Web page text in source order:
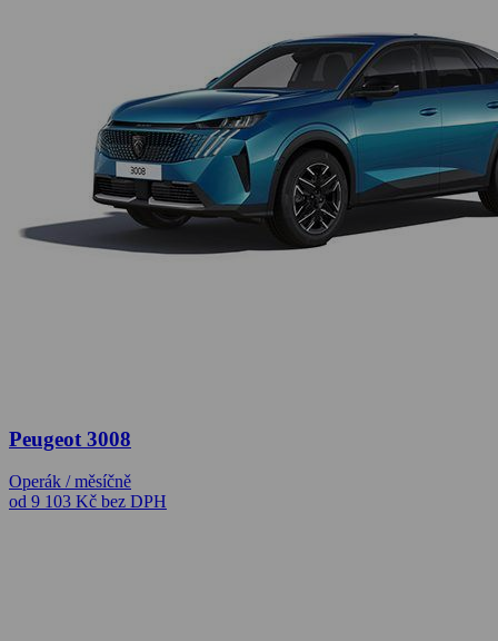
Peugeot 3008
Operák / měsíčně
od 9 103 Kč bez DPH